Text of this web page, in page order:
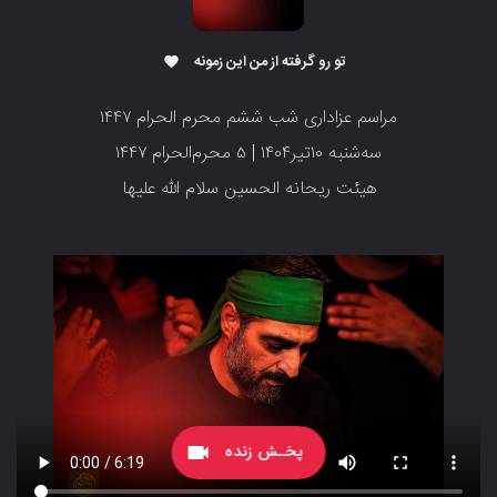
videocam پخـش زنده
تو رو گرفته از من این زمونه favorite
مراسم عزاداری شب ششم محرم الحرام ۱۴۴۷
سه‌شنبه ۱۰تیر۱۴۰۴ | ۵ محرم‌الحرام ۱۴۴۷
هیئت ریحانه الحسین سلام الله علیها